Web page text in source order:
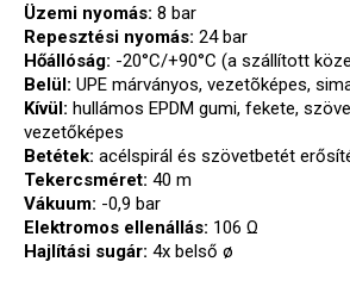
Üzemi nyomás: 8 bar
Repesztési nyomás: 24 bar
Hőállóság: -20°C/+90°C (a szállított
Belül: UPE márványos, vezetõképes,
Kívül: hullámos EPDM gumi, fekete,
vezetőképes
Betétek: acélspirál és szövetbetét
Tekercsméret: 40 m
Vákuum: -0,9 bar
Elektromos ellenállás: 106 Ω
Hajlítási sugár: 4x belső ø